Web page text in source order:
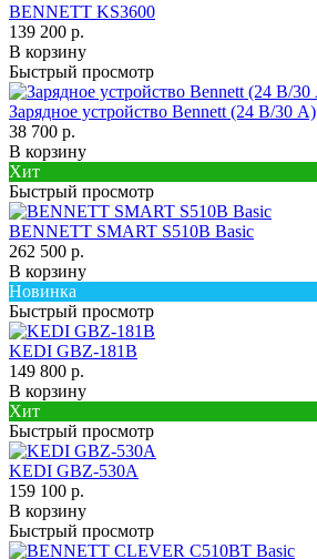
BENNETT KS3600
139 200 р.
В корзину
Быстрый просмотр
Зарядное устройство Bennett (24 В/30 А)
38 700 р.
В корзину
Хит
Быстрый просмотр
BENNETT SMART S510B Basic
262 500 р.
В корзину
Новинка
Быстрый просмотр
KEDI GBZ-181B
149 800 р.
В корзину
Хит
Быстрый просмотр
KEDI GBZ-530A
159 100 р.
В корзину
Быстрый просмотр